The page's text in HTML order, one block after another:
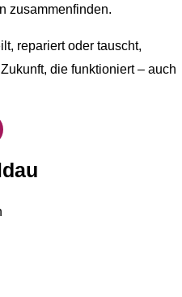
zusammenfinden.
repariert oder tauscht,
die funktioniert – auch